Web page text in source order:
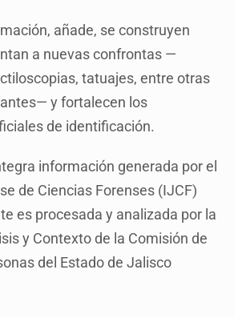
añade, se construyen
a nuevas confrontas —
tatuajes, entre otras
y fortalecen los
de identificación.
información generada por el
de Ciencias Forenses (IJCF)
es procesada y analizada por la
y Contexto de la Comisión de
del Estado de Jalisco